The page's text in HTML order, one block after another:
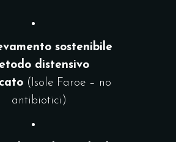
sostenibile
distensivo
(Isole Faroe – no
antibiotici)